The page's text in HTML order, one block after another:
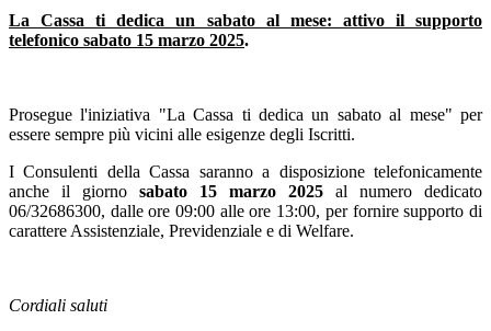
La Cassa ti dedica un sabato al mese: attivo il supporto
telefonico sabato 15 marzo 2025.
Prosegue l'iniziativa "La Cassa ti dedica un sabato al mese" per
essere sempre più vicini alle esigenze degli Iscritti.
I Consulenti della Cassa saranno a disposizione telefonicamente
anche il giorno sabato 15 marzo 2025 al numero dedicato
06/32686300, dalle ore 09:00 alle ore 13:00, per fornire supporto di
carattere Assistenziale, Previdenziale e di Welfare.
Cordiali saluti